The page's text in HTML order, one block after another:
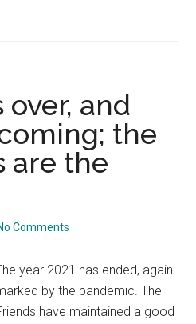
over, and
the
are the
Comments
year 2021 has ended, again
by the pandemic. The
have maintained a good